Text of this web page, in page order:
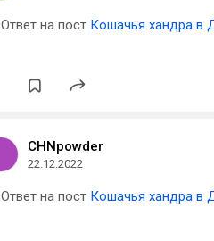
Ответ на пост Кошачья хандра в
CHNpowder
22.12.2022
Ответ на пост Кошачья хандра в